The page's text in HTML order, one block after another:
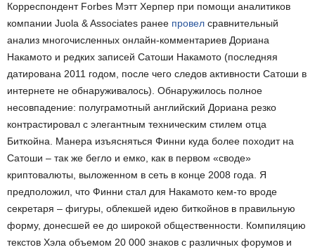
Корреспондент Forbes Мэтт Херпер при помощи аналитиков
компании Juola & Associates ранее провел сравнительный
анализ многочисленных онлайн-комментариев Дориана
Накамото и редких записей Сатоши Накамото (последняя
датирована 2011 годом, после чего следов активности Сатоши в
интернете не обнаруживалось). Обнаружилось полное
несовпадение: полуграмотный английский Дориана резко
контрастировал с элегантным техническим стилем отца
Биткойна. Манера изъясняться Финни куда более походит на
Сатоши – так же бегло и емко, как в первом «своде»
криптовалюты, выложенном в сеть в конце 2008 года. Я
предположил, что Финни стал для Накамото кем-то вроде
секретаря – фигуры, облекшей идею биткойнов в правильную
форму, донесшей ее до широкой общественности. Компиляцию
текстов Хэла объемом 20 000 знаков с различных форумов и